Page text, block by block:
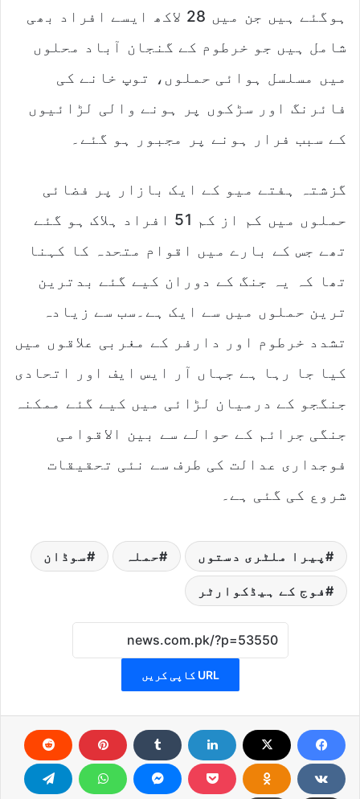
ہوگئے ہیں جن میں 28 لاکھ ایسے افراد بھی
شامل ہیں جو خرطوم کے گنجان آباد محلوں
میں مسلسل ہوائی حملوں، توپ خانے کی
فائرنگ اور سڑکوں پر ہونے والی لڑائیوں
کے سبب فرار ہونے پر مجبور ہو گئے۔
گزشتہ ہفتے میو کے ایک بازار پر فضائی
حملوں میں کم از کم 51 افراد ہلاک ہو گئے
تھے جس کے بارے میں اقوام متحدہ کا کہنا
تھا کہ یہ جنگ کے دوران کیے گئے بدترین
ترین حملوں میں سے ایک ہے۔سب سے زیادہ
تشدد خرطوم اور دارفر کے مغربی علاقوں میں
کیا جا رہا ہے جہاں آر ایس ایف اور اتحادی
جنگجو کے درمیان لڑائی میں کیے گئے ممکنہ
جنگی جرائم کے حوالے سے بین الاقوامی
فوجداری عدالت کی طرف سے نئی تحقیقات
شروع کی گئی ہے۔
پیرا ملٹری دستوں حملہ سوڈان
فوج کے ہیڈکوارٹر
URL کاپی کریں